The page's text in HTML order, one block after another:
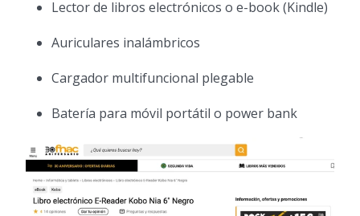
Lector de libros electrónicos o e-book (Kindle)
Auriculares inalámbricos
Cargador multifuncional plegable
Batería para móvil portátil o power bank